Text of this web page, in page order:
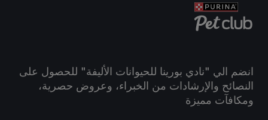
انضم الي "نادي بورينا للحيوانات الأليفة" للحصول على
النصائح والإرشادات من الخبراء، وعروض حصرية،
ومكافآت مميزة